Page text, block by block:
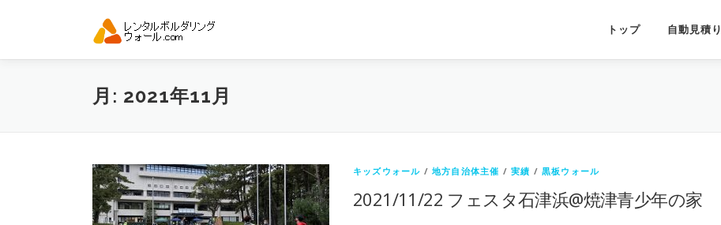
ン
トップ 自動見積り
月: 2021年11月
キッズウォール /地方自治体主催 /実績 /黒板ウォール
2021/11/22 フェスタ石津浜@焼津青少年の家